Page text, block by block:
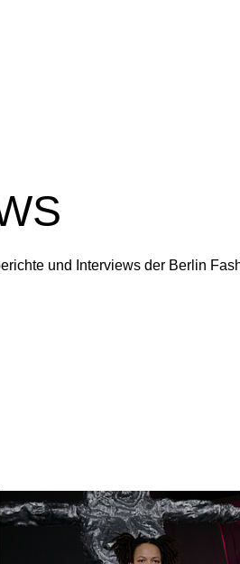
und Interviews der Berlin